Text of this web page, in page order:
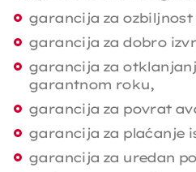
garancija za ozbiljnost
garancija za dobro
garancija za
garantnom roku,
garancija za povrat
garancija za plaćanje
garancija za uredan